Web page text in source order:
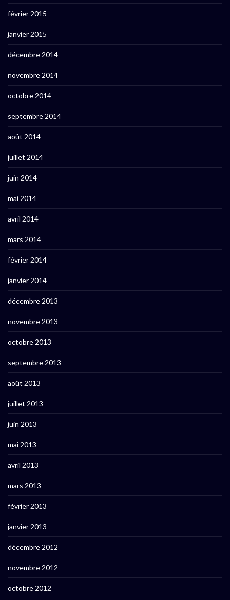
février 2015
janvier 2015
décembre 2014
novembre 2014
octobre 2014
septembre 2014
août 2014
juillet 2014
juin 2014
mai 2014
avril 2014
mars 2014
février 2014
janvier 2014
décembre 2013
novembre 2013
octobre 2013
septembre 2013
août 2013
juillet 2013
juin 2013
mai 2013
avril 2013
mars 2013
février 2013
janvier 2013
décembre 2012
novembre 2012
octobre 2012